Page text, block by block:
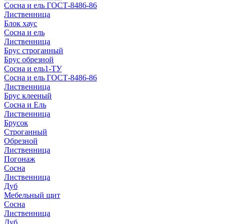
Сосна и ель ГОСТ-8486-86
Лиственница
Блок хаус
Сосна и ель
Лиственница
Брус строганный
Брус обрезной
Сосна и ель1-ТУ
Сосна и ель ГОСТ-8486-86
Лиственница
Брус клееный
Сосна и Ель
Лиственница
Брусок
Строганный
Обрезной
Лиственница
Погонаж
Сосна
Лиственница
Дуб
Мебельный щит
Сосна
Лиственница
Дуб